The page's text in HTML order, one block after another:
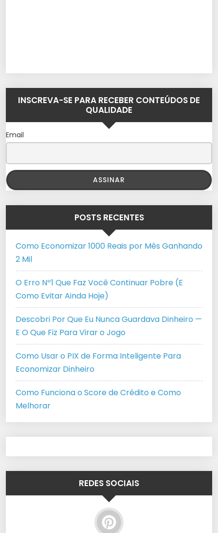
INSCREVA-SE PARA RECEBER CONTEÚDOS DE
QUALIDADE
Email
POSTS RECENTES
Como Economizar 1000 Reais por Mês Ganhando
2 Mil
O Erro Nº1 Que Faz Você Continuar Pobre (E
Como Evitar Ainda Hoje)
Descobri Por Que Eu Nunca Guardava Dinheiro —
E O Que Fiz Para Virar o Jogo
Como Usar o PIX de Forma Inteligente Para
Economizar Dinheiro
Como Funciona o Score de Crédito e Como
Melhorar
REDES SOCIAIS